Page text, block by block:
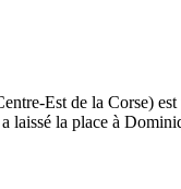
Est de la Corse)
la place à